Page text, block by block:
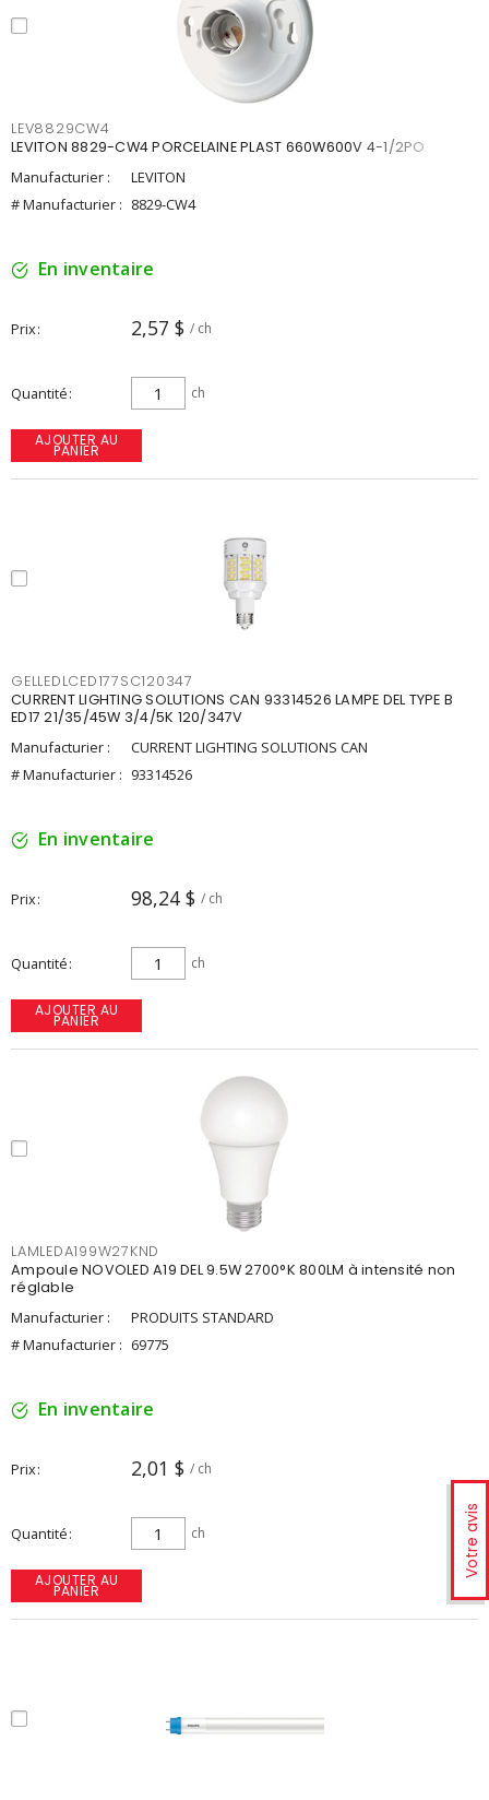
Votre avis
LEV8829CW4
LEVITON 8829-CW4 PORCELAINE PLAST 660W600V 4-1/2PO
Manufacturier :
LEVITON
# Manufacturier : 8829-CW4
En inventaire
Prix 2,57 $ / ch
Quantité ch
AJOUTER AU
PANIER
GELLEDLCED177SC120347
CURRENT LIGHTING SOLUTIONS CAN 93314526 LAMPE DEL TYPE B
ED17 21/35/45W 3/4/5K 120/347V
Manufacturier :
CURRENT LIGHTING SOLUTIONS CAN
# Manufacturier : 93314526
En inventaire
Prix 98,24 $ / ch
Quantité ch
AJOUTER AU
PANIER
LAMLEDA199W27KND
Ampoule NOVOLED A19 DEL 9.5W 2700°K 800LM à intensité non
réglable
Manufacturier :
PRODUITS STANDARD
# Manufacturier : 69775
En inventaire
Prix 2,01 $ / ch
Quantité ch
AJOUTER AU
PANIER